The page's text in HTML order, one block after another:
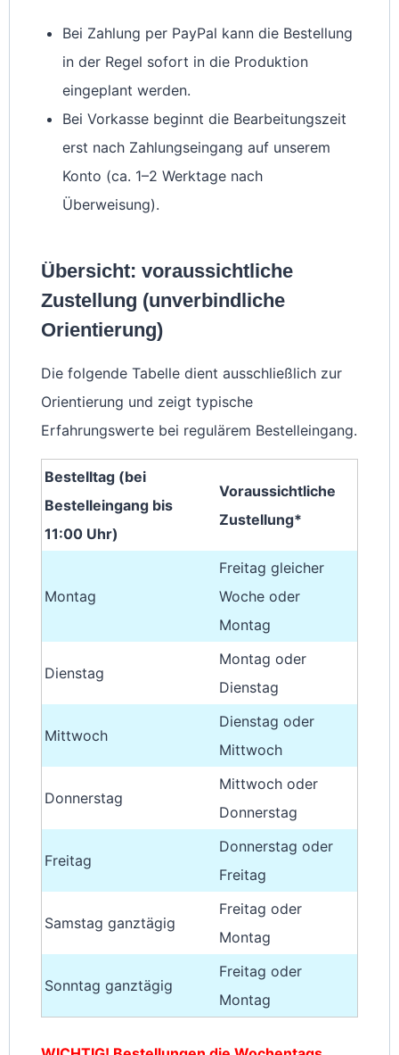
Bei Zahlung per PayPal kann die Bestellung
in der Regel sofort in die Produktion
eingeplant werden.
Bei Vorkasse beginnt die Bearbeitungszeit
erst nach Zahlungseingang auf unserem
Konto (ca. 1–2 Werktage nach
Überweisung).
Übersicht: voraussichtliche
Zustellung (unverbindliche
Orientierung)
Die folgende Tabelle dient ausschließlich zur
Orientierung und zeigt typische
Erfahrungswerte bei regulärem Bestelleingang.
Bestelltag (bei
Bestelleingang bis
11:00 Uhr)
Voraussichtliche
Zustellung*
Montag
Freitag gleicher
Woche oder
Montag
Dienstag
Montag oder
Dienstag
Mittwoch
Dienstag oder
Mittwoch
Donnerstag
Mittwoch oder
Donnerstag
Freitag
Donnerstag oder
Freitag
Samstag ganztägig
Freitag oder
Montag
Sonntag ganztägig
Freitag oder
Montag